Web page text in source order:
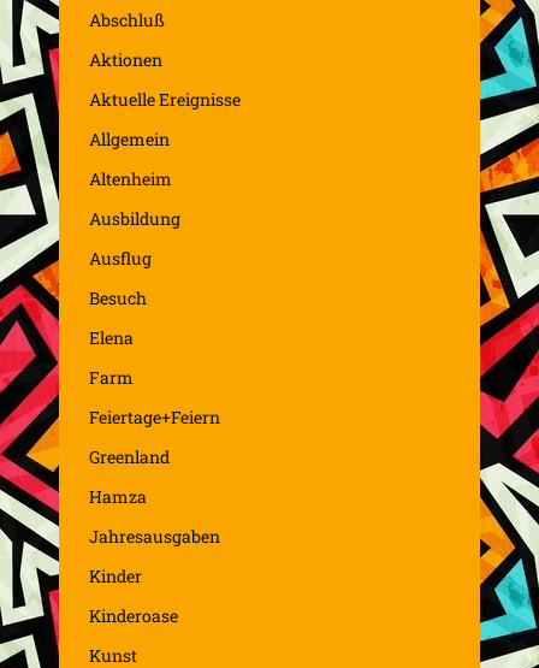
Abschluß
Aktionen
Aktuelle Ereignisse
Allgemein
Altenheim
Ausbildung
Ausflug
Besuch
Elena
Farm
Feiertage+Feiern
Greenland
Hamza
Jahresausgaben
Kinder
Kinderoase
Kunst